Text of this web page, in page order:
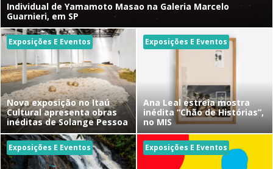
Individual de Yamamoto Masao na Galeria Marcelo
Guarnieri, em SP
Exposições E Eventos
Nova exposição no Itaú
Cultural apresenta obras
inéditas de Solange Pessoa
Exposições E Eventos
Ana Leal estreia mostra
inédita “Chão de Histórias”,
no MIS
Exposições E Eventos Exposições E Eventos